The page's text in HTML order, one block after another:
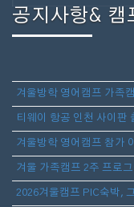
공지사항& 캠
티웨이 항공 인천 사이판
겨울 가족캠프 2주 프로